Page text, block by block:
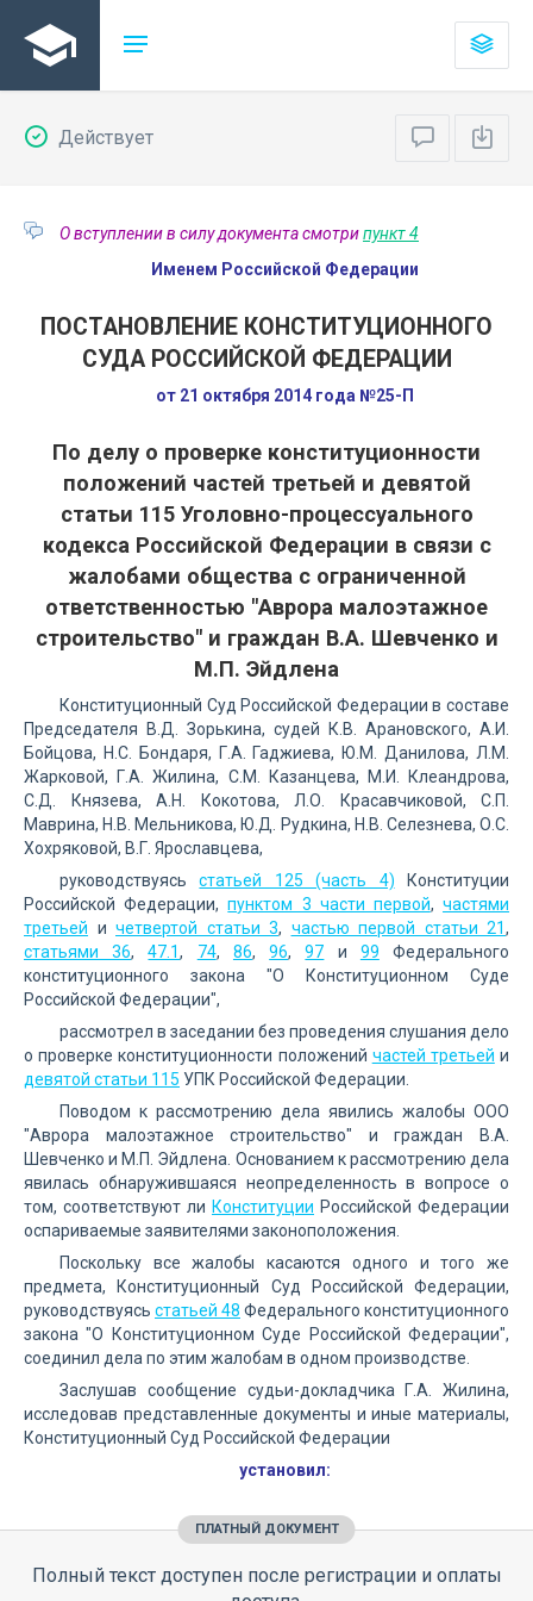
Действует
О вступлении в силу документа смотрипункт 4
Именем Российской Федерации
ПОСТАНОВЛЕНИЕ КОНСТИТУЦИОННОГО
СУДА РОССИЙСКОЙ ФЕДЕРАЦИИ
от 21 октября 2014 года №25-П
По делу о проверке конституционности
положений частей третьей и девятой
статьи 115 Уголовно-процессуального
кодекса Российской Федерации в связи с
жалобами общества с ограниченной
ответственностью "Аврора малоэтажное
строительство" и граждан В.А. Шевченко и
М.П. Эйдлена
Конституционный Суд Российской Федерации в составе
Председателя В.Д. Зорькина, судей К.В. Арановского, А.И.
Бойцова, Н.С. Бондаря, Г.А. Гаджиева, Ю.М. Данилова, Л.М.
Жарковой, Г.А. Жилина, С.М. Казанцева, М.И. Клеандрова,
С.Д. Князева, А.Н. Кокотова, Л.О. Красавчиковой, С.П.
Маврина, Н.В. Мельникова, Ю.Д. Рудкина, Н.В. Селезнева, О.С.
Хохряковой, В.Г. Ярославцева,
руководствуясьстатьей 125 (часть 4) Конституции
Российской Федерации,пунктом 3 части первой,частями
третьей и четвертой статьи 3, частью первой статьи 21,
статьями 36,47.1, 74, 86,96,97 и 99 Федерального
конституционного закона "О Конституционном Суде
Российской Федерации",
рассмотрел в заседании без проведения слушания дело
о проверке конституционности положений частей третьей и
девятой статьи 115 УПК Российской Федерации.
Поводом к рассмотрению дела явились жалобы ООО
"Аврора малоэтажное строительство" и граждан В.А.
Шевченко и М.П. Эйдлена. Основанием к рассмотрению дела
явилась обнаружившаяся неопределенность в вопросе о
том, соответствуют ли Конституции Российской Федерации
оспариваемые заявителями законоположения.
Поскольку все жалобы касаются одного и того же
предмета, Конституционный Суд Российской Федерации,
руководствуясь статьей 48 Федерального конституционного
закона "О Конституционном Суде Российской Федерации",
соединил дела по этим жалобам в одном производстве.
Заслушав сообщение судьи-докладчика Г.А. Жилина,
исследовав представленные документы и иные материалы,
Конституционный Суд Российской Федерации
установил:
ПЛАТНЫЙ ДОКУМЕНТ
Полный текст доступен после регистрации и оплаты